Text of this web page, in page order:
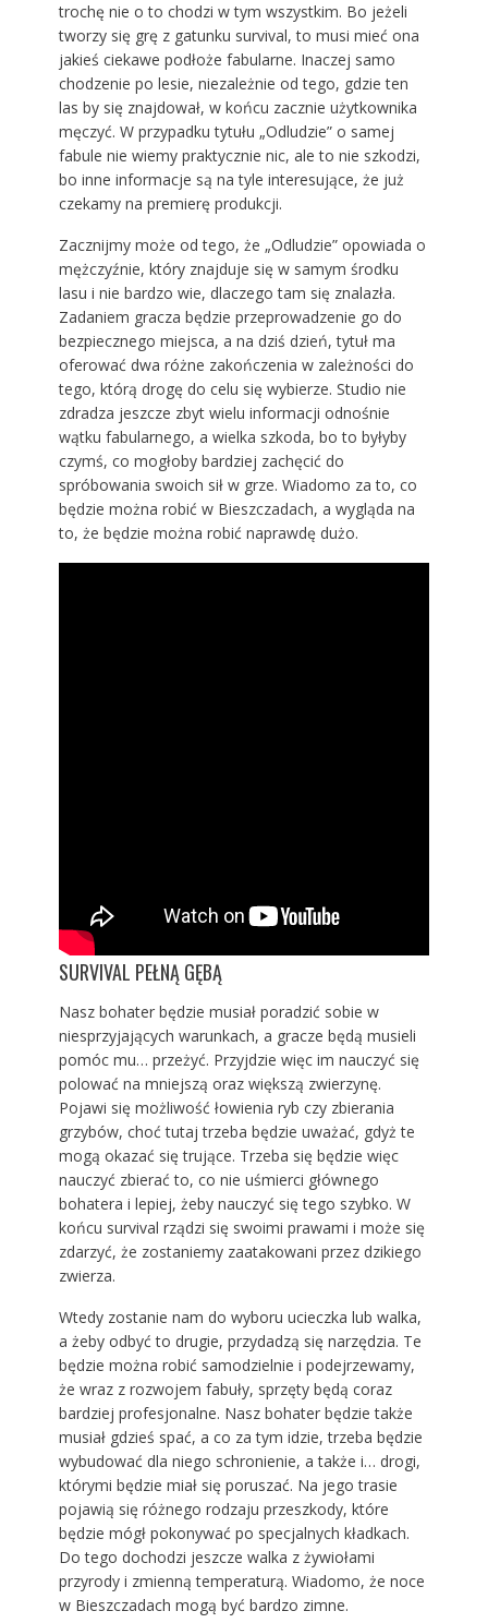
trochę nie o to chodzi w tym wszystkim. Bo jeżeli
tworzy się grę z gatunku survival, to musi mieć ona
jakieś ciekawe podłoże fabularne. Inaczej samo
chodzenie po lesie, niezależnie od tego, gdzie ten
las by się znajdował, w końcu zacznie użytkownika
męczyć. W przypadku tytułu „Odludzie” o samej
fabule nie wiemy praktycznie nic, ale to nie szkodzi,
bo inne informacje są na tyle interesujące, że już
czekamy na premierę produkcji.
Zacznijmy może od tego, że „Odludzie” opowiada o
mężczyźnie, który znajduje się w samym środku
lasu i nie bardzo wie, dlaczego tam się znalazła.
Zadaniem gracza będzie przeprowadzenie go do
bezpiecznego miejsca, a na dziś dzień, tytuł ma
oferować dwa różne zakończenia w zależności do
tego, którą drogę do celu się wybierze. Studio nie
zdradza jeszcze zbyt wielu informacji odnośnie
wątku fabularnego, a wielka szkoda, bo to byłyby
czymś, co mogłoby bardziej zachęcić do
spróbowania swoich sił w grze. Wiadomo za to, co
będzie można robić w Bieszczadach, a wygląda na
to, że będzie można robić naprawdę dużo.
SURVIVAL PEŁNĄ GĘBĄ
Nasz bohater będzie musiał poradzić sobie w
niesprzyjających warunkach, a gracze będą musieli
pomóc mu… przeżyć. Przyjdzie więc im nauczyć się
polować na mniejszą oraz większą zwierzynę.
Pojawi się możliwość łowienia ryb czy zbierania
grzybów, choć tutaj trzeba będzie uważać, gdyż te
mogą okazać się trujące. Trzeba się będzie więc
nauczyć zbierać to, co nie uśmierci głównego
bohatera i lepiej, żeby nauczyć się tego szybko. W
końcu survival rządzi się swoimi prawami i może się
zdarzyć, że zostaniemy zaatakowani przez dzikiego
zwierza.
Wtedy zostanie nam do wyboru ucieczka lub walka,
a żeby odbyć to drugie, przydadzą się narzędzia. Te
będzie można robić samodzielnie i podejrzewamy,
że wraz z rozwojem fabuły, sprzęty będą coraz
bardziej profesjonalne. Nasz bohater będzie także
musiał gdzieś spać, a co za tym idzie, trzeba będzie
wybudować dla niego schronienie, a także i… drogi,
którymi będzie miał się poruszać. Na jego trasie
pojawią się różnego rodzaju przeszkody, które
będzie mógł pokonywać po specjalnych kładkach.
Do tego dochodzi jeszcze walka z żywiołami
przyrody i zmienną temperaturą. Wiadomo, że noce
w Bieszczadach mogą być bardzo zimne.